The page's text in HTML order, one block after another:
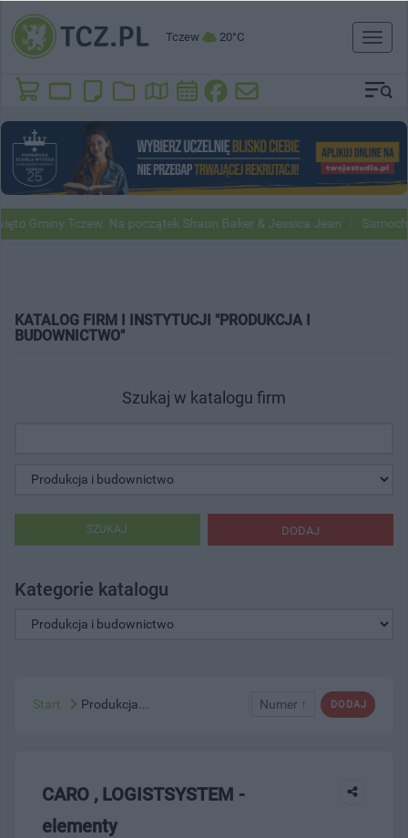
Tczew 20°C
Toggle
Gminy Tczew. Na początek Shaun Baker & Jessica Jean
KATALOG FIRM I INSTYTUCJI "PRODUKCJA I
BUDOWNICTWO"
Szukaj w katalogu firm
DODAJ
SZUKAJ
Kategorie katalogu
DODAJ
Numer ↑
Start Produkcja...
CARO , LOGISTSYSTEM -
elementy